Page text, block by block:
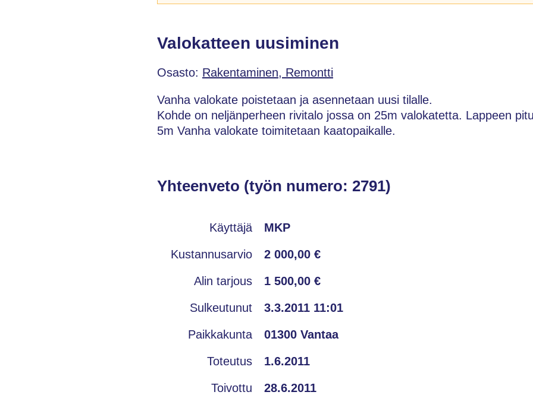
Valokatteen uusiminen
Osasto: Rakentaminen, Remontti
Vanha valokate poistetaan ja asennetaan uusi tilalle.
Kohde on neljänperheen rivitalo jossa on 25m valokatetta. Lappeen
5m Vanha valokate toimitetaan kaatopaikalle.
Yhteenveto (työn numero: 2791)
Käyttäjä MKP
Kustannusarvio 2 000,00 €
Alin tarjous 1 500,00 €
Sulkeutunut 3.3.2011 11:01
Paikkakunta 01300 Vantaa
Toteutus 1.6.2011
Toivottu
28.6.2011